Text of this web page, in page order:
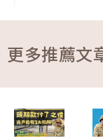
更多推薦文